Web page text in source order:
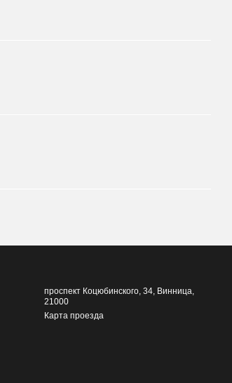
проспект Коцюбинского, 34, Винница,
21000
Карта проезда